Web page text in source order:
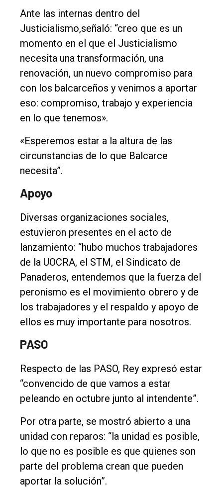
Ante las internas dentro del
Justicialismo,señaló: “creo que es un
momento en el que el Justicialismo
necesita una transformación, una
renovación, un nuevo compromiso para
con los balcarceños y venimos a aportar
eso: compromiso, trabajo y experiencia
en lo que tenemos».
«Esperemos estar a la altura de las
circunstancias de lo que Balcarce
necesita”.
Apoyo
Diversas organizaciones sociales,
estuvieron presentes en el acto de
lanzamiento: “hubo muchos trabajadores
de la UOCRA, el STM, el Sindicato de
Panaderos, entendemos que la fuerza del
peronismo es el movimiento obrero y de
los trabajadores y el respaldo y apoyo de
ellos es muy importante para nosotros.
PASO
Respecto de las PASO, Rey expresó estar
“convencido de que vamos a estar
peleando en octubre junto al intendente”.
Por otra parte, se mostró abierto a una
unidad con reparos: “la unidad es posible,
lo que no es posible es que quienes son
parte del problema crean que pueden
aportar la solución”.